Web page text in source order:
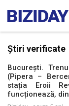
Știri verificate
București.
(Pipera –
stația Eroii
funcționează,